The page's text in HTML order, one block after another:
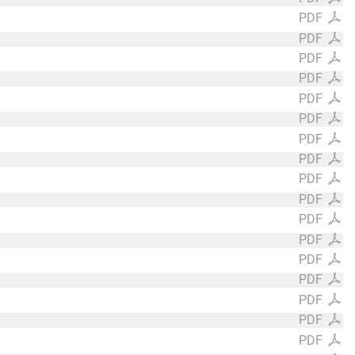
PDF
PDF
PDF
PDF
PDF
PDF
PDF
PDF
PDF
PDF
PDF
PDF
PDF
PDF
PDF
PDF
PDF